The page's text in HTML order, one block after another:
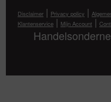
Disclaimer | Privacy policy |
Klantenservice | Mijn Account |